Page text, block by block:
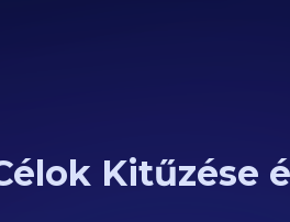
Kitűzése